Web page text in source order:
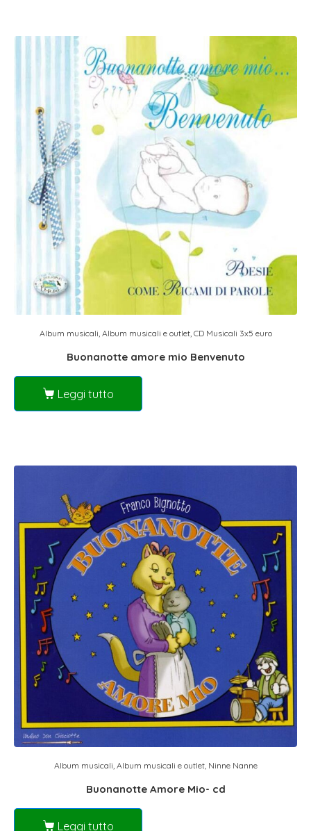
Album musicali, Album musicali e outlet, CD Musicali 3x5 euro
Buonanotte amore mio Benvenuto
Leggi tutto
Album musicali Album musicali e outlet, Ninne Nanne
Buonanotte Amore Mio- cd
Leggi tutto